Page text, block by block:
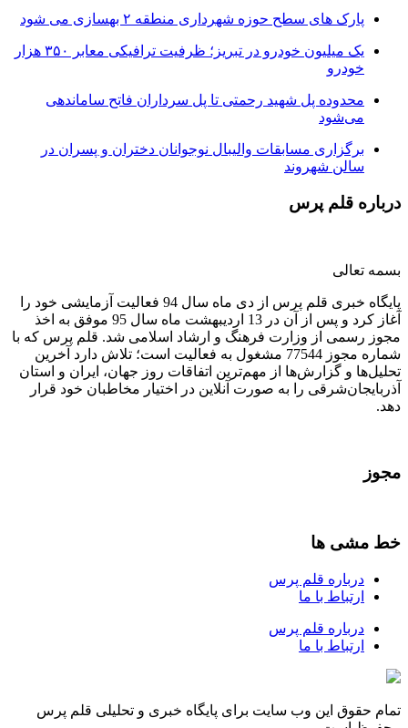
پارک های سطح حوزه شهرداری منطقه ۲ بهسازی می شود
یک میلیون خودرو در تبریز؛ ظرفیت ترافیکی معابر ۳۵۰ هزار
خودرو
محدوده پل شهید رحمتی تا پل سرداران فاتح ساماندهی
می‌شود
برگزاری مسابقات والیبال نوجوانان دختران و پسران در
سالن شهروند
درباره قلم پرس
بسمه تعالی
پایگاه خبری قلم پرس از دی ماه سال 94 فعالیت آزمایشی خود را
آغاز کرد و پس از آن در 13 اردیبهشت ماه سال 95 موفق به اخذ
مجوز رسمی از وزارت فرهنگ و ارشاد اسلامی شد. قلم پرس که با
شماره مجوز 77544 مشغول به فعالیت است؛ تلاش دارد آخرین
تحلیل‌ها و گزارش‌ها از مهم‌ترین اتفاقات روز جهان، ایران و استان
آذربایجان‌شرقی را به صورت آنلاین در اختیار مخاطبان خود قرار
دهد.
مجوز
خط مشی ها
درباره قلم پرس
ارتباط با ما
درباره قلم پرس
ارتباط با ما
تمام حقوق این وب سایت برای پایگاه خبری و تحلیلی قلم پرس